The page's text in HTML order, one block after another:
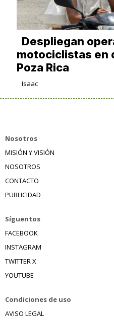
Despliegan
motociclistas en
Poza Rica
Isaac
Nosotros
MISIÓN Y VISIÓN
NOSOTROS
CONTACTO
PUBLICIDAD
Síguentos
FACEBOOK
INSTAGRAM
TWITTER X
YOUTUBE
Condiciones de uso
AVISO LEGAL